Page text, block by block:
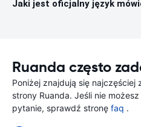
Jaki jest oficjalny język
Ruanda często
Poniżej znajdują się
strony Ruanda. Jeśli nie
pytanie, sprawdź stronę faq .